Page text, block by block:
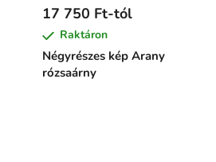
Négyrészes kép Arany
rózsaárny
17 750 Ft-tól
Raktáron